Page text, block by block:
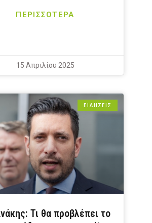
ΠΕΡΙΣΣΟΤΕΡΑ
15 Απριλίου 2025
ΕΙΔΗΣΕΙΣ
Τι θα προβλέπει το